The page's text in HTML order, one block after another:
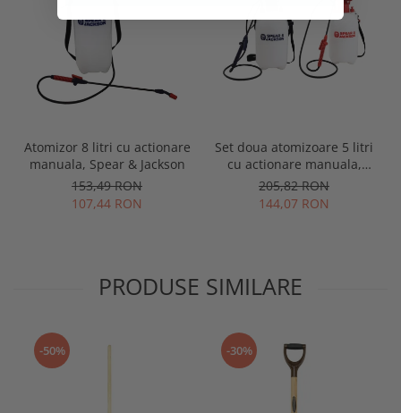
Atomizor 8 litri cu actionare
manuala, Spear & Jackson
153,49 RON
107,44 RON
Set doua atomizoare 5 litri
cu actionare manuala,
Spear & Jackson
205,82 RON
144,07 RON
PRODUSE SIMILARE
-50% -30%